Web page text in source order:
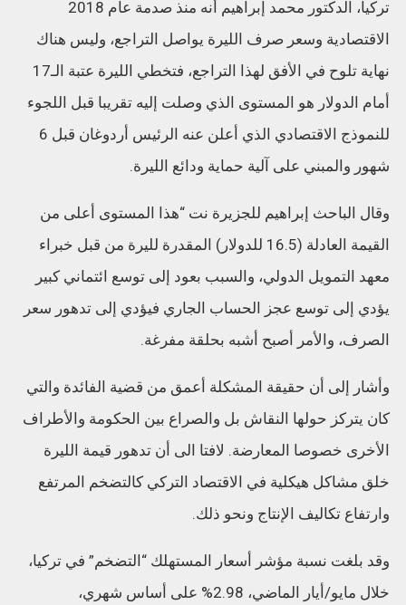
تركيا، الدكتور محمد إبراهيم أنه منذ صدمة عام 2018
الاقتصادية وسعر صرف الليرة يواصل التراجع، وليس هناك
نهاية تلوح في الأفق لهذا التراجع، فتخطي الليرة عتبة الـ17
أمام الدولار هو المستوى الذي وصلت إليه تقريبا قبل اللجوء
للنموذج الاقتصادي الذي أعلن عنه الرئيس أردوغان قبل 6
شهور والمبني على آلية حماية ودائع الليرة.
وقال الباحث إبراهيم للجزيرة نت “هذا المستوى أعلى من
القيمة العادلة (16.5 للدولار) المقدرة لليرة من قبل خبراء
معهد التمويل الدولي، والسبب بعود إلى توسع ائتماني كبير
يؤدي إلى توسع عجز الحساب الجاري فيؤدي إلى تدهور سعر
الصرف، والأمر أصبح أشبه بحلقة مفرغة.
وأشار إلى أن حقيقة المشكلة أعمق من قضية الفائدة والتي
كان يتركز حولها النقاش بل والصراع بين الحكومة والأطراف
الأخرى خصوصا المعارضة. لافتا الى أن تدهور قيمة الليرة
خلق مشاكل هيكلية في الاقتصاد التركي كالتضخم المرتفع
وارتفاع تكاليف الإنتاج ونحو ذلك.
وقد بلغت نسبة مؤشر أسعار المستهلك “التضخم” في تركيا،
خلال مايو/أيار الماضي، 2.98% على أساس شهري،